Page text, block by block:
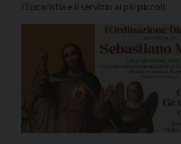
l’Eucaristia e il servizio ai più piccoli.